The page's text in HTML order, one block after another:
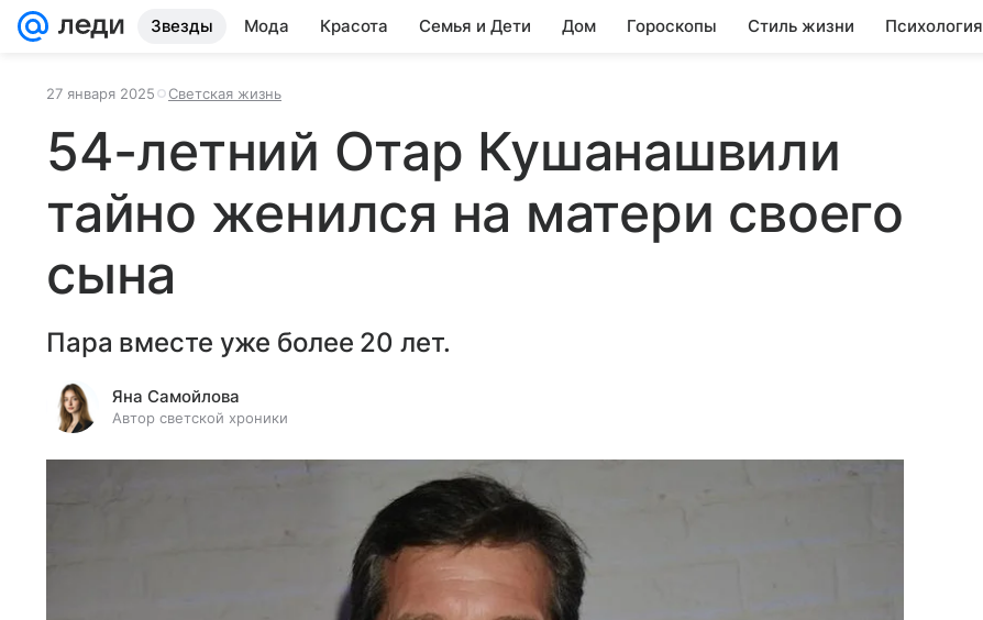
Звезды Мода Красота Семья и Дети Дом Гороскопы Стиль жизни Психология
27 января 2025 Светская жизнь
54-летний Отар Кушанашвили
тайно женился на матери своего
сына
Пара вместе уже более 20 лет.
Яна Самойлова
Автор светской хроники